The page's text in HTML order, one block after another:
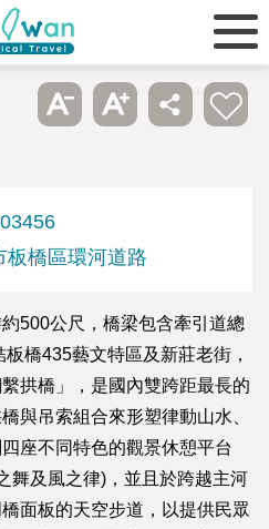
板橋區環河道路
500公尺，橋梁包含牽引道總
橋435藝文特區及新莊老街，
拱橋」，是國內雙跨距最長的
與吊索組合來形塑律動山水、
座不同特色的觀景休憩平台
舞及風之律)，並且於跨越主河
面板的天空步道，以提供民眾